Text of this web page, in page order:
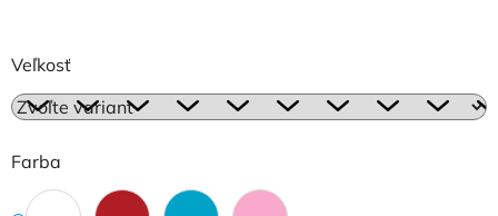
Veľkosť
Farba